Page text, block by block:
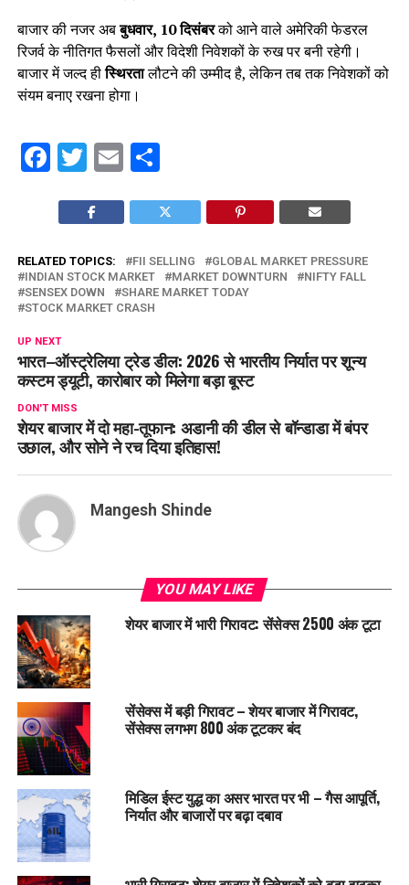
बाजार की नजर अबबुधवार, 10 दिसंबरको आने वाले अमेरिकी फेडरल
रिजर्व के नीतिगत फैसलों और विदेशी निवेशकों के रुख पर बनी रहेगी।
बाजार में जल्द हीस्थिरतालौटने की उम्मीद है, लेकिन तब तक निवेशकों को
संयम बनाए रखना होगा।
Facebook
Twitter
EmailShare
RELATED TOPICS: FII SELLING
GLOBAL MARKET PRESSURE
INDIAN STOCK MARKET
MARKET DOWNTURN
NIFTY FALL
SENSEX DOWN
SHARE MARKET TODAY
STOCK MARKET CRASH
UP NEXT
भारत–ऑस्ट्रेलिया ट्रेड डील: 2026 से भारतीय निर्यात पर शून्य
कस्टम ड्यूटी, कारोबार को मिलेगा बड़ा बूस्ट
DON'T MISS
शेयर बाजार में दो महा-तूफान: अडानी की डील से बॉन्डाडा में बंपर
उछाल, और सोने ने रच दिया इतिहास!
Mangesh Shinde
YOU MAY LIKE
शेयर बाजार में भारी गिरावट: सेंसेक्स 2500 अंक टूटा
सेंसेक्स में बड़ी गिरावट – शेयर बाजार में गिरावट,
सेंसेक्स लगभग 800 अंक टूटकर बंद
मिडिल ईस्ट युद्ध का असर भारत पर भी – गैस आपूर्ति,
निर्यात और बाजारों पर बढ़ा दबाव